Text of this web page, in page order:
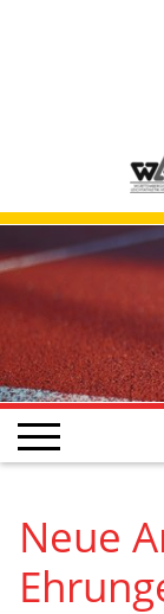
Neue